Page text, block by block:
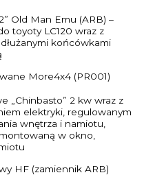
Old Man Emu (ARB) –
toyoty LC120 wraz z
końcówkami
More4x4 (PR001)
„Chinbasto” 2 kw wraz z
elektryki, regulowanym
wnętrza i namiotu,
w okno,
HF (zamiennik ARB)